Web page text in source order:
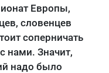
Европы,
словенцев
соперничать
нами. Значит,
надо было